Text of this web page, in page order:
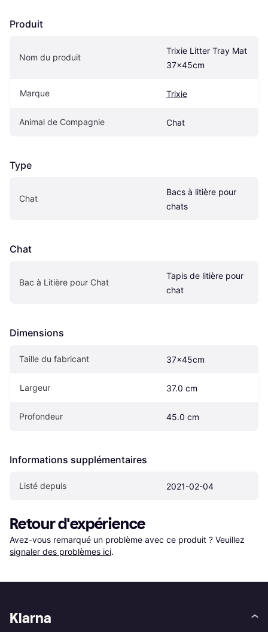
Produit
Nom du produit
Trixie Litter Tray Mat
37x45cm
Marque Trixie
Animal de Compagnie Chat
Type
Chat
Bacs à litière pour
chats
Chat
Bac à Litière pour Chat
Tapis de litière pour
chat
Dimensions
Taille du fabricant 37x45cm
Largeur 37.0 cm
Profondeur 45.0 cm
Informations supplémentaires
Listé depuis 2021-02-04
Retour d'expérience
Avez-vous remarqué un problème avec ce produit ? Veuillez
signaler des problèmes ici.
Klarna